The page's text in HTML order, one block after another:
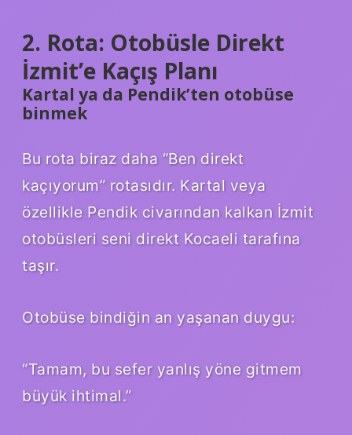
2. Rota: Otobüsle Direkt
İzmit’e Kaçış Planı
Kartal ya da Pendik’ten otobüse
binmek
Bu rota biraz daha “Ben direkt
kaçıyorum” rotasıdır. Kartal veya
özellikle Pendik civarından kalkan İzmit
otobüsleri seni direkt Kocaeli tarafına
taşır.
Otobüse bindiğin an yaşanan duygu:
“Tamam, bu sefer yanlış yöne gitmem
büyük ihtimal.”